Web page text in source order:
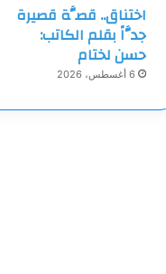
اختناق.. قصَّة قصيرة
جدَّاً بقلم الكاتب:
حسن لختام
6 أغسطس، 2026